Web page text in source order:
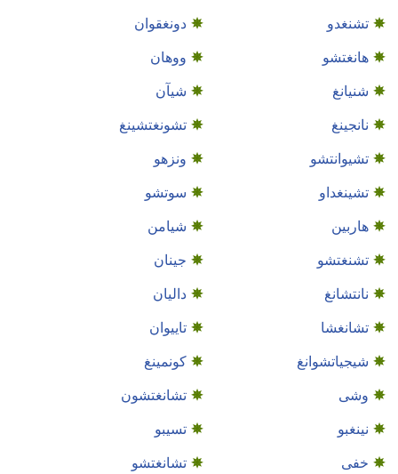
تشنغدو
دونغقوان
هانغتشو
ووهان
شنيانغ
شيآن
نانجينغ
تشونغتشينغ
تشيوانتشو
ونزهو
تشينغداو
سوتشو
هاربين
شيامن
تشنغتشو
جينان
نانتشانغ
داليان
تشانغشا
تاييوان
شيجياتشوانغ
كونمينغ
وشى
تشانغتشون
نينغبو
تسيبو
خفى
تشانغتشو